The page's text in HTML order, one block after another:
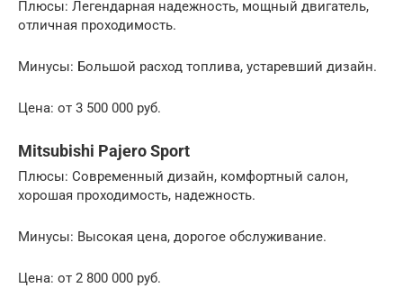
Плюсы: Легендарная надежность, мощный двигатель,
отличная проходимость.
Минусы: Большой расход топлива, устаревший дизайн.
Цена: от 3 500 000 руб.
Mitsubishi Pajero Sport
Плюсы: Современный дизайн, комфортный салон,
хорошая проходимость, надежность.
Минусы: Высокая цена, дорогое обслуживание.
Цена: от 2 800 000 руб.